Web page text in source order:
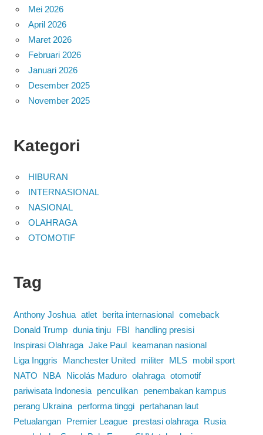
Mei 2026
April 2026
Maret 2026
Februari 2026
Januari 2026
Desember 2025
November 2025
Kategori
HIBURAN
INTERNASIONAL
NASIONAL
OLAHRAGA
OTOMOTIF
Tag
Anthony Joshua atlet berita internasional comeback
Donald Trump dunia tinju FBI
handling presisi
Inspirasi Olahraga Jake Paul
keamanan nasional
Liga Inggris
Manchester United militer MLS
mobil sport
NATO
NBA Nicolás Maduro olahraga otomotif
pariwisata Indonesia
penculikan
penembakan kampus
perang Ukraina
performa tinggi
pertahanan laut
Petualangan
Premier League prestasi olahraga
Rusia